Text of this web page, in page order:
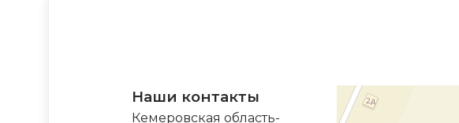
Наши контакты
Кемеровская область-